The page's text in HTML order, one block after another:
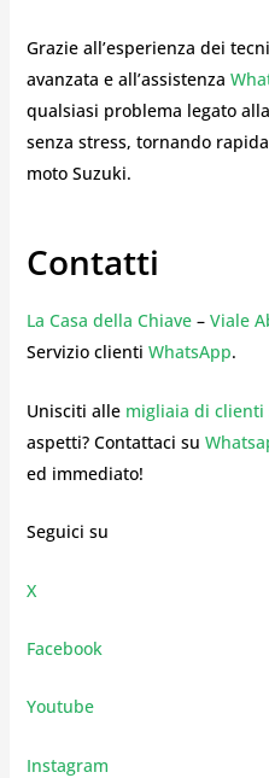
Grazie all’esperienza dei
avanzata e all’assistenza
qualsiasi problema legato
senza stress, tornando
moto Suzuki.
Contatti
La Casa della Chiave –Viale
Servizio clienti WhatsApp.
Unisciti alle migliaia di
aspetti? Contattaci su
ed immediato!
Seguici su
X
Facebook
Youtube
Instagram